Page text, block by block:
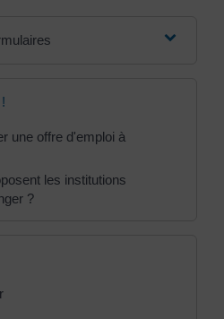
une offre d'emploi à
les institutions
?